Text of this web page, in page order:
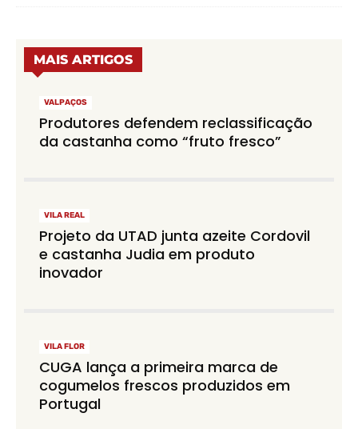
MAIS ARTIGOS
VALPAÇOS
Produtores defendem reclassificação
da castanha como “fruto fresco”
VILA REAL
Projeto da UTAD junta azeite Cordovil
e castanha Judia em produto
inovador
VILA FLOR
CUGA lança a primeira marca de
cogumelos frescos produzidos em
Portugal